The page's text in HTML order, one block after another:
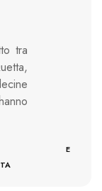
tra
E